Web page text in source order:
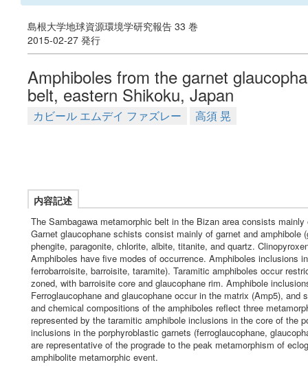
島根大学地球資源環境学研究報告 33 巻
2015-02-27 発行
Amphiboles from the garnet
belt, eastern Shikoku, Japan
カビール エムデイ ファズレー 高須 晃
内容記述
The Sambagawa metamorphic belt in the Bizan area consists
Garnet glaucophane schists consist mainly of garnet and
phengite, paragonite, chlorite, albite, titanite, and quartz.
Amphiboles have five modes of occurrence. Amphiboles inclusions
ferrobarroisite, barroisite, taramite). Taramitic amphiboles occur
zoned, with barroisite core and glaucophane rim. Amphibole
Ferroglaucophane and glaucophane occur in the matrix (Amp5),
and chemical compositions of the amphiboles reflect three
represented by the taramitic amphibole inclusions in the core of the
inclusions in the porphyroblastic garnets (ferroglaucophane,
are representative of the prograde to the peak metamorphism of
amphibolite metamorphic event.